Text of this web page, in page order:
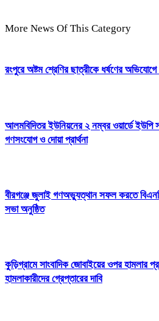
More News Of This Category
রংপুরে অষ্টম শ্রেণির ছাত্রীকে ধর্ষণের
আলমবিদিতর ইউনিয়নের ২ নম্বর ওয়ার্ডে ইউপি
গণসংযোগ ও দোয়া প্রার্থনা
বীরগঞ্জে জুলাই গণঅভ্যুত্থান সফল করতে
সভা অনুষ্ঠিত
কুড়িগ্রামে সাংবাদিক জোবাইয়ের ওপর হামলার
হামলাকারীদের গ্রেপ্তারের দাবি